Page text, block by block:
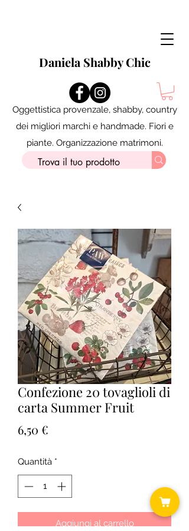
Daniela Shabby Chic
Oggettistica provenzale, shabby, country
dei migliori marchi e handmade. Fiori e
piante. Organizzazione matrimoni.
Confezione 20 tovaglioli di
carta Summer Fruit
6,50 €
Quantità *
Aggiungi al carrello